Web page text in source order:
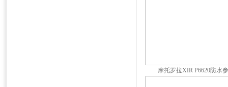
摩托罗拉XIR P6620防水